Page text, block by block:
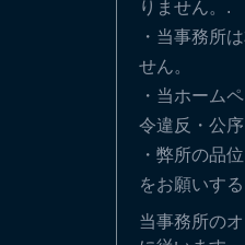
りません。.
・当事務所
せん。
・当ホーム
令違反・公
・弊所の品
をお願いす
当事務所の